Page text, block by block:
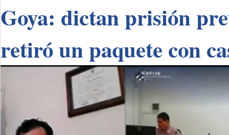
Goya: dictan prisión
retiró un paquete con